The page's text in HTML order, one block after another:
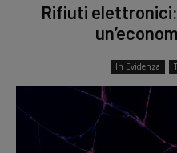
Rifiuti elettronici:
In Evidenza